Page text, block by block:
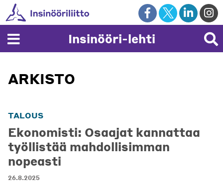
Skip
to
content
Insinööri-lehti
ARKISTO
TALOUS
Ekonomisti: Osaajat kannattaa
työllistää mahdollisimman
nopeasti
26.8.2025